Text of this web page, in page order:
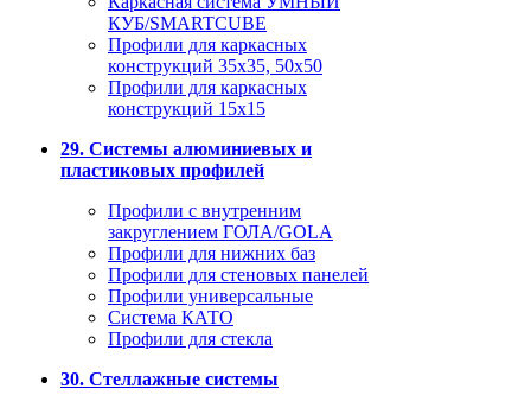
КУБ/SMARTCUBE
Профили для каркасных
конструкций 35x35, 50x50
Профили для каркасных
конструкций 15х15
29. Системы алюминиевых и
пластиковых профилей
Профили с внутренним
закруглением ГОЛА/GOLA
Профили для нижних баз
Профили для стеновых панелей
Профили универсальные
Система КАТО
Профили для стекла
30. Стеллажные системы